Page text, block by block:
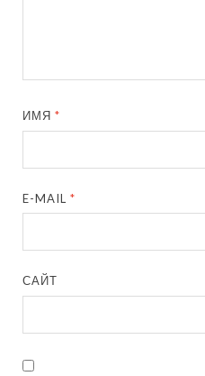
ИМЯ*
E-MAIL*
САЙТ